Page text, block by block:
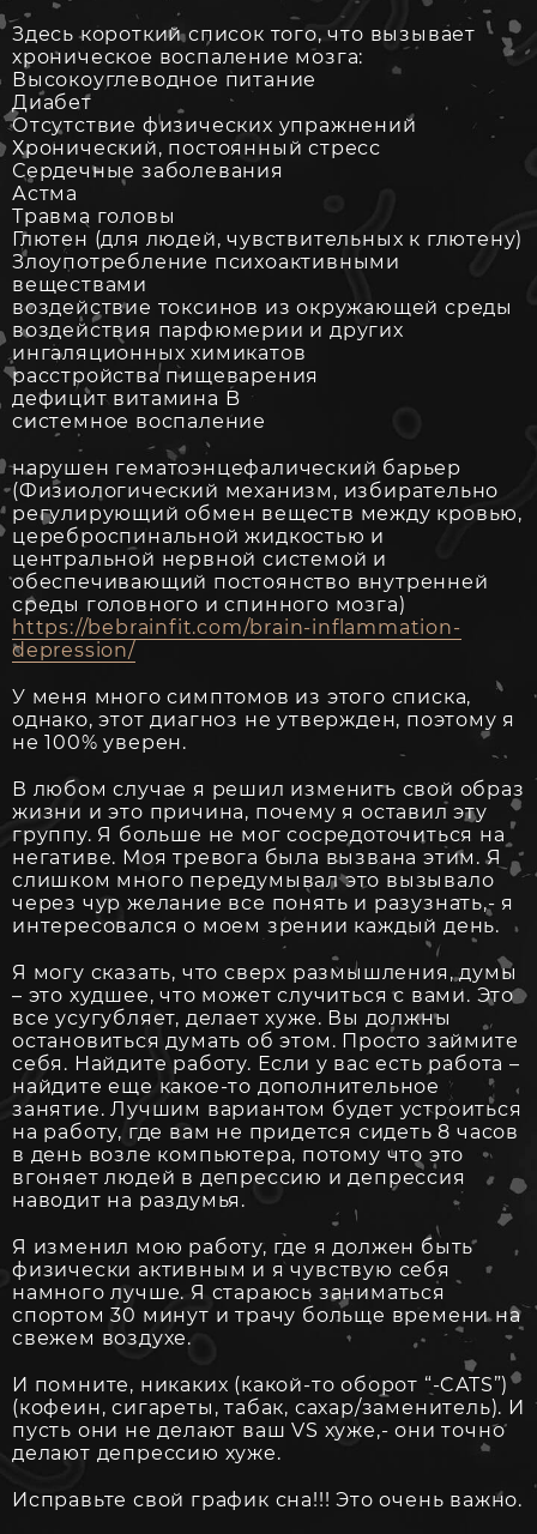
Здесь короткий список того, что вызывает
хроническое воспаление мозга:
Высокоуглеводное питание
Диабет
Отсутствие физических упражнений
Хронический, постоянный стресс
Сердечные заболевания
Астма
Травма головы
Глютен (для людей, чувствительных к глютену)
Злоупотребление психоактивными
веществами
воздействие токсинов из окружающей среды
воздействия парфюмерии и других
ингаляционных химикатов
расстройства пищеварения
дефицит витамина B
системное воспаление
нарушен гематоэнцефалический барьер
(Физиологический механизм, избирательно
регулирующий обмен веществ между кровью,
цереброспинальной жидкостью и
центральной нервной системой и
обеспечивающий постоянство внутренней
среды головного и спинного мозга)
https://bebrainfit.com/brain-inflammation-
depression/
У меня много симптомов из этого списка,
однако, этот диагноз не утвержден, поэтому я
не 100% уверен.
В любом случае я решил изменить свой образ
жизни и это причина, почему я оставил эту
группу. Я больше не мог сосредоточиться на
негативе. Моя тревога была вызвана этим. Я
слишком много передумывал это вызывало
через чур желание все понять и разузнать,- я
интересовался о моем зрении каждый день.
Я могу сказать, что сверх размышления, думы
– это худшее, что может случиться с вами. Это
все усугубляет, делает хуже. Вы должны
остановиться думать об этом. Просто займите
себя. Найдите работу. Если у вас есть работа –
найдите еще какое-то дополнительное
занятие. Лучшим вариантом будет устроиться
на работу, где вам не придется сидеть 8 часов
в день возле компьютера, потому что это
вгоняет людей в депрессию и депрессия
наводит на раздумья.
Я изменил мою работу, где я должен быть
физически активным и я чувствую себя
намного лучше. Я стараюсь заниматься
спортом 30 минут и трачу больще времени на
свежем воздухе.
И помните, никаких (какой-то оборот “-CATS”)
(кофеин, сигареты, табак, сахар/заменитель). И
пусть они не делают ваш VS хуже,- они точно
делают депрессию хуже.
Исправьте свой график сна!!! Это очень важно.